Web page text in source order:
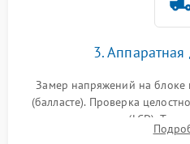
3. Аппаратная
Замер напряжений на блоке
(балласте). Проверка
или поляризаторов (LCD).
температуры и оптопар с